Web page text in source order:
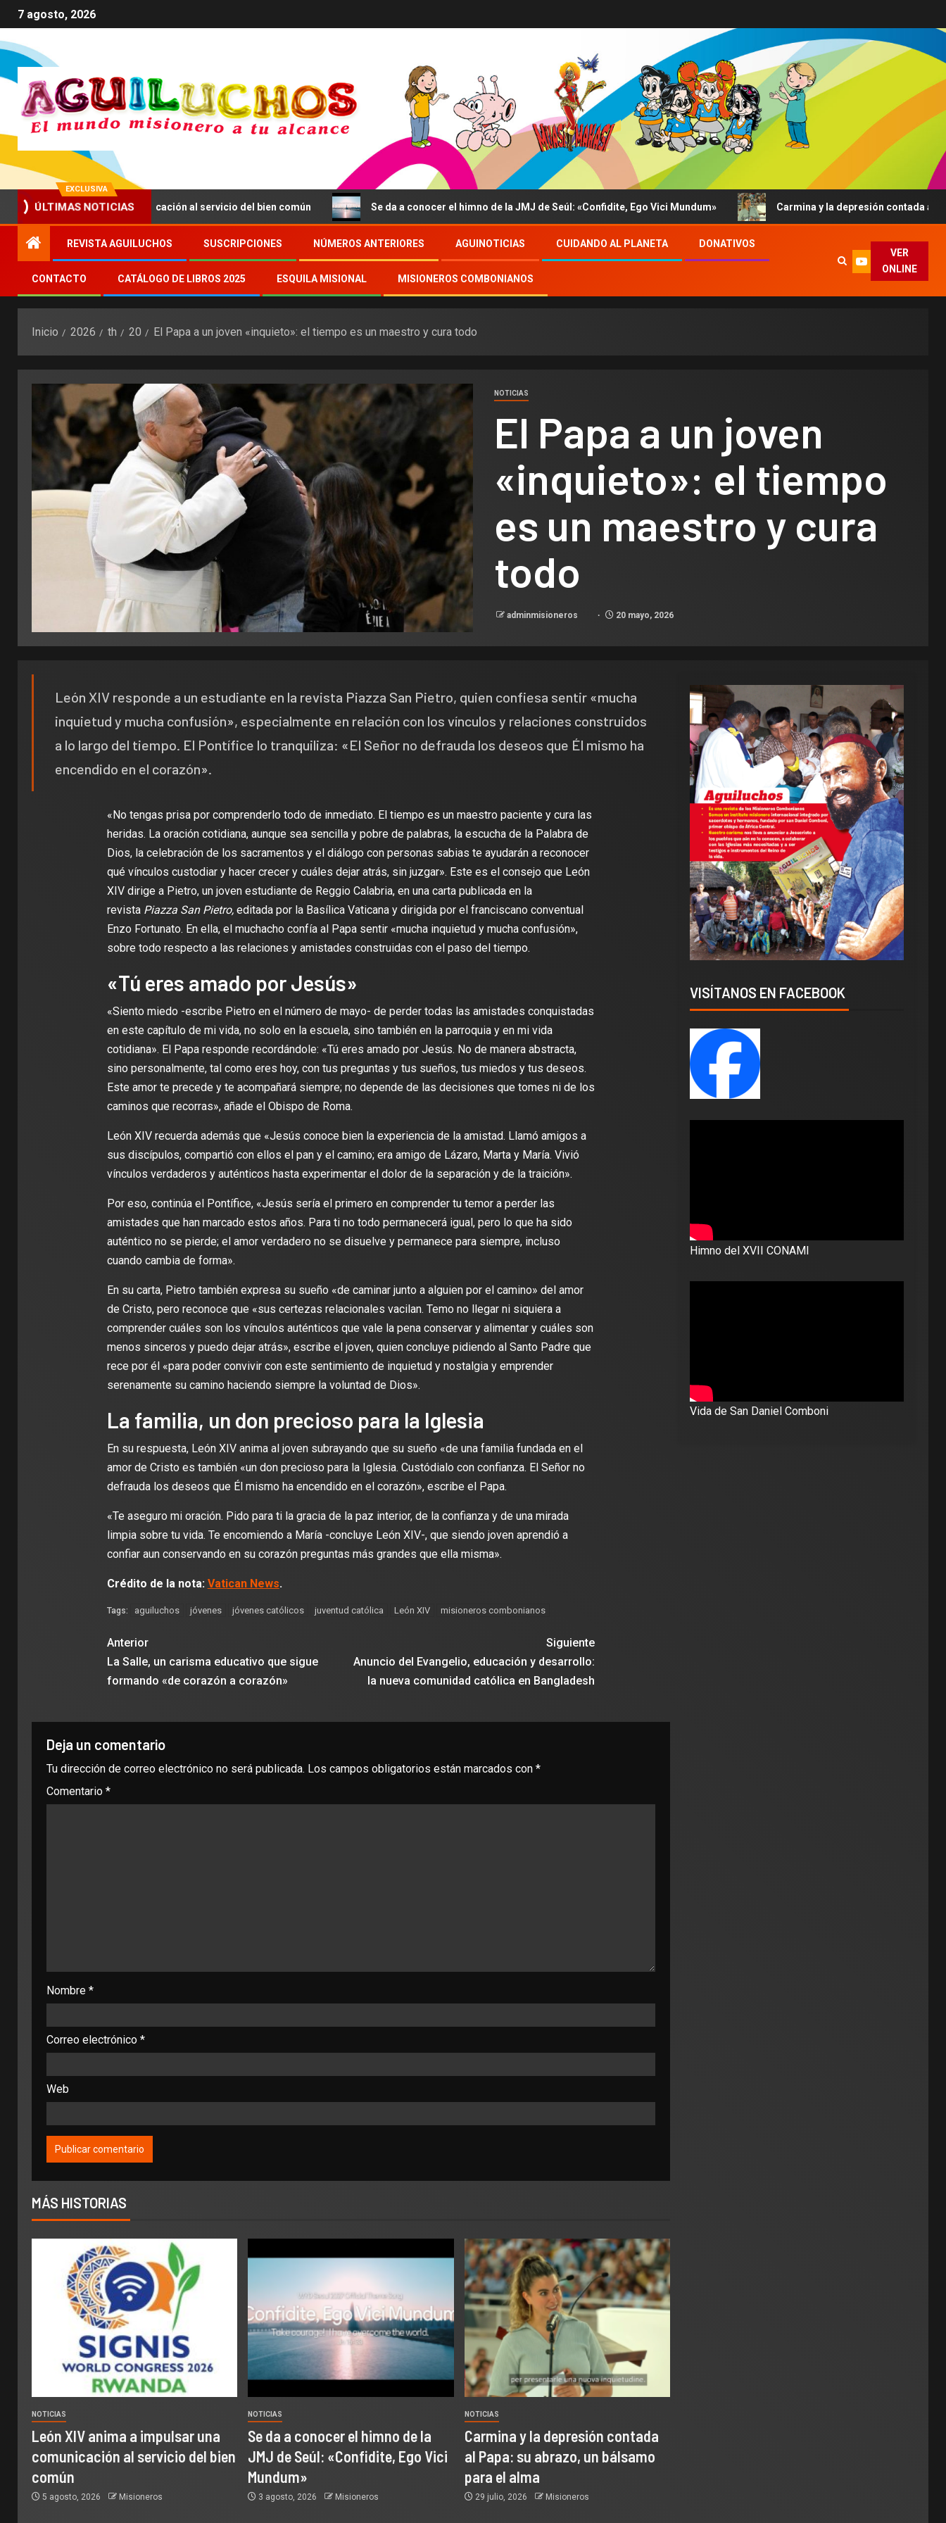
7 agosto, 2026
EXCLUSIVA
ÚLTIMAS NOTICIAS
impulsar una comunicación al servicio del bien común Se da a conocer el himno de la JMJ de Seúl: «Confidite, Ego Vici Mundum» Carmina y la depresión contada al Papa: su
REVISTA AGUILUCHOS SUSCRIPCIONES NÚMEROS ANTERIORES AGUINOTICIAS CUIDANDO AL PLANETA DONATIVOS
CONTACTO CATÁLOGO DE LIBROS 2025 ESQUILA MISIONAL MISIONEROS COMBONIANOS
VER
ONLINE
Inicio 2026 th 20 El Papa a un joven «inquieto»: el tiempo es un maestro y cura todo
NOTICIAS
El Papa a un joven
«inquieto»: el tiempo
es un maestro y cura
todo
adminmisioneros 20 mayo, 2026
León XIV responde a un estudiante en la revista Piazza San Pietro, quien confiesa sentir «mucha
inquietud y mucha confusión», especialmente en relación con los vínculos y relaciones construidos
a lo largo del tiempo. El Pontífice lo tranquiliza: «El Señor no defrauda los deseos que Él mismo ha
encendido en el corazón».
«No tengas prisa por comprenderlo todo de inmediato. El tiempo es un maestro paciente y cura las
heridas. La oración cotidiana, aunque sea sencilla y pobre de palabras, la escucha de la Palabra de
Dios, la celebración de los sacramentos y el diálogo con personas sabias te ayudarán a reconocer
qué vínculos custodiar y hacer crecer y cuáles dejar atrás, sin juzgar». Este es el consejo que León
XIV dirige a Pietro, un joven estudiante de Reggio Calabria, en una carta publicada en la
revista Piazza San Pietro,editada por la Basílica Vaticana y dirigida por el franciscano conventual
Enzo Fortunato. En ella, el muchacho confía al Papa sentir «mucha inquietud y mucha confusión»,
sobre todo respecto a las relaciones y amistades construidas con el paso del tiempo.
«Tú eres amado por Jesús»
«Siento miedo -escribe Pietro en el número de mayo- de perder todas las amistades conquistadas
en este capítulo de mi vida, no solo en la escuela, sino también en la parroquia y en mi vida
cotidiana». El Papa responde recordándole: «Tú eres amado por Jesús. No de manera abstracta,
sino personalmente, tal como eres hoy, con tus preguntas y tus sueños, tus miedos y tus deseos.
Este amor te precede y te acompañará siempre; no depende de las decisiones que tomes ni de los
caminos que recorras», añade el Obispo de Roma.
León XIV recuerda además que «Jesús conoce bien la experiencia de la amistad. Llamó amigos a
sus discípulos, compartió con ellos el pan y el camino; era amigo de Lázaro, Marta y María. Vivió
vínculos verdaderos y auténticos hasta experimentar el dolor de la separación y de la traición».
Por eso, continúa el Pontífice, «Jesús sería el primero en comprender tu temor a perder las
amistades que han marcado estos años. Para ti no todo permanecerá igual, pero lo que ha sido
auténtico no se pierde; el amor verdadero no se disuelve y permanece para siempre, incluso
cuando cambia de forma».
En su carta, Pietro también expresa su sueño «de caminar junto a alguien por el camino» del amor
de Cristo, pero reconoce que «sus certezas relacionales vacilan. Temo no llegar ni siquiera a
comprender cuáles son los vínculos auténticos que vale la pena conservar y alimentar y cuáles son
menos sinceros y puedo dejar atrás», escribe el joven, quien concluye pidiendo al Santo Padre que
rece por él «para poder convivir con este sentimiento de inquietud y nostalgia y emprender
serenamente su camino haciendo siempre la voluntad de Dios».
La familia, un don precioso para la Iglesia
En su respuesta, León XIV anima al joven subrayando que su sueño «de una familia fundada en el
amor de Cristo es también «un don precioso para la Iglesia. Custódialo con confianza. El Señor no
defrauda los deseos que Él mismo ha encendido en el corazón», escribe el Papa.
«Te aseguro mi oración. Pido para ti la gracia de la paz interior, de la confianza y de una mirada
limpia sobre tu vida. Te encomiendo a María -concluye León XIV-, que siendo joven aprendió a
confiar aun conservando en su corazón preguntas más grandes que ella misma».
Crédito de la nota: Vatican News.
Tags: aguiluchos jóvenes jóvenes católicos juventud católica León XIV misioneros combonianos
Anterior
La Salle, un carisma educativo que sigue
formando «de corazón a corazón»
Siguiente
Anuncio del Evangelio, educación y desarrollo:
la nueva comunidad católica en Bangladesh
Deja un comentario
Tu dirección de correo electrónico no será publicada. Los campos obligatorios están marcados con *
Comentario *
Nombre *
Correo electrónico *
Web
MÁS HISTORIAS
NOTICIAS
León XIV anima a impulsar una
comunicación al servicio del bien
común
5 agosto, 2026 Misioneros
NOTICIAS
Se da a conocer el himno de la
JMJ de Seúl: «Confidite, Ego Vici
Mundum»
3 agosto, 2026 Misioneros
NOTICIAS
Carmina y la depresión contada
al Papa: su abrazo, un bálsamo
para el alma
29 julio, 2026 Misioneros
VISÍTANOS EN FACEBOOK
Himno del XVII CONAMI
Vida de San Daniel Comboni